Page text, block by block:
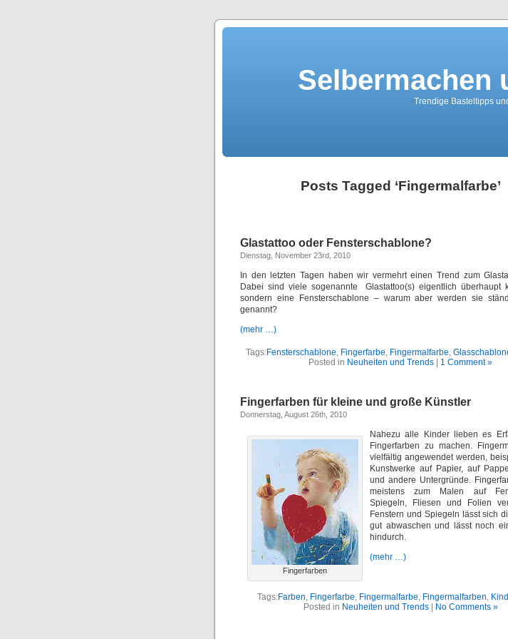
Selbermachen
Trendige Basteltipps
Posts Tagged ‘Fingermalfarbe’
Glastattoo oder Fensterschablone?
Dienstag, November 23rd, 2010
In den letzten Tagen haben wir vermehrt einen Trend zum
Dabei sind viele sogenannte Glastattoo(s) eigentlich überhaupt
sondern eine Fensterschablone – warum aber werden sie
genannt?
(mehr …)
Tags:Fensterschablone, Fingerfarbe, Fingermalfarbe,
Posted in Neuheiten und Trends 1 Comment »
Fingerfarben für kleine und große Künstler
Donnerstag, August 26th, 2010
Fingerfarben
Nahezu alle Kinder lieben es
Fingerfarben zu machen.
vielfältig angewendet werden,
Kunstwerke auf Papier, auf
und andere Untergründe.
meistens zum Malen auf
Spiegeln, Fliesen und Folien
Fenstern und Spiegeln lässt sich
gut abwaschen und lässt noch
hindurch.
(mehr …)
Tags:Farben, Fingerfarbe, Fingermalfarbe, Fingermalfarben,
Posted in Neuheiten und Trends| No Comments »